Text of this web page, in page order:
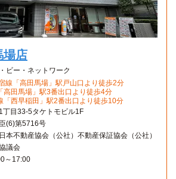
場店
ビー・ネットワーク
線「高田馬場」駅戸山口より徒歩2分
高田馬場」駅3番出口より徒歩4分
「西早稲田」駅2番出口より徒歩10分
丁目33-5タケトモビル1F
(6)第5716号
本不動産協会（公社）不動産保証協会（公社）
議会
～17:00